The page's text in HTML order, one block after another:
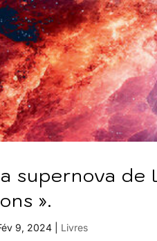
supernova
».
9, 2024 Livres